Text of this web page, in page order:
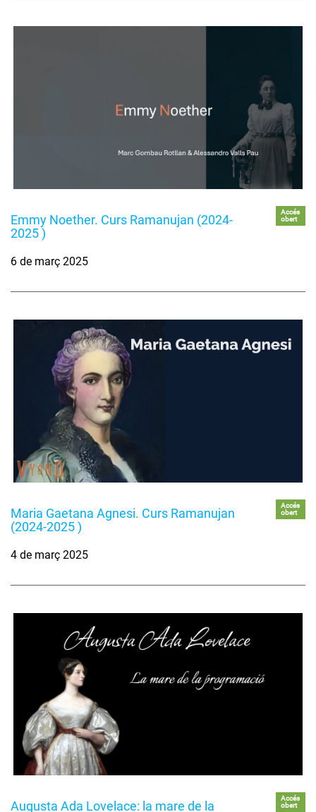
Emmy Noether. Curs Ramanujan (2024-
2025 )
Accés
obert
6 de març 2025
Maria Gaetana Agnesi. Curs Ramanujan
(2024-2025 )
Accés
obert
4 de març 2025
Augusta Ada Lovelace: la mare de la
Accés
obert